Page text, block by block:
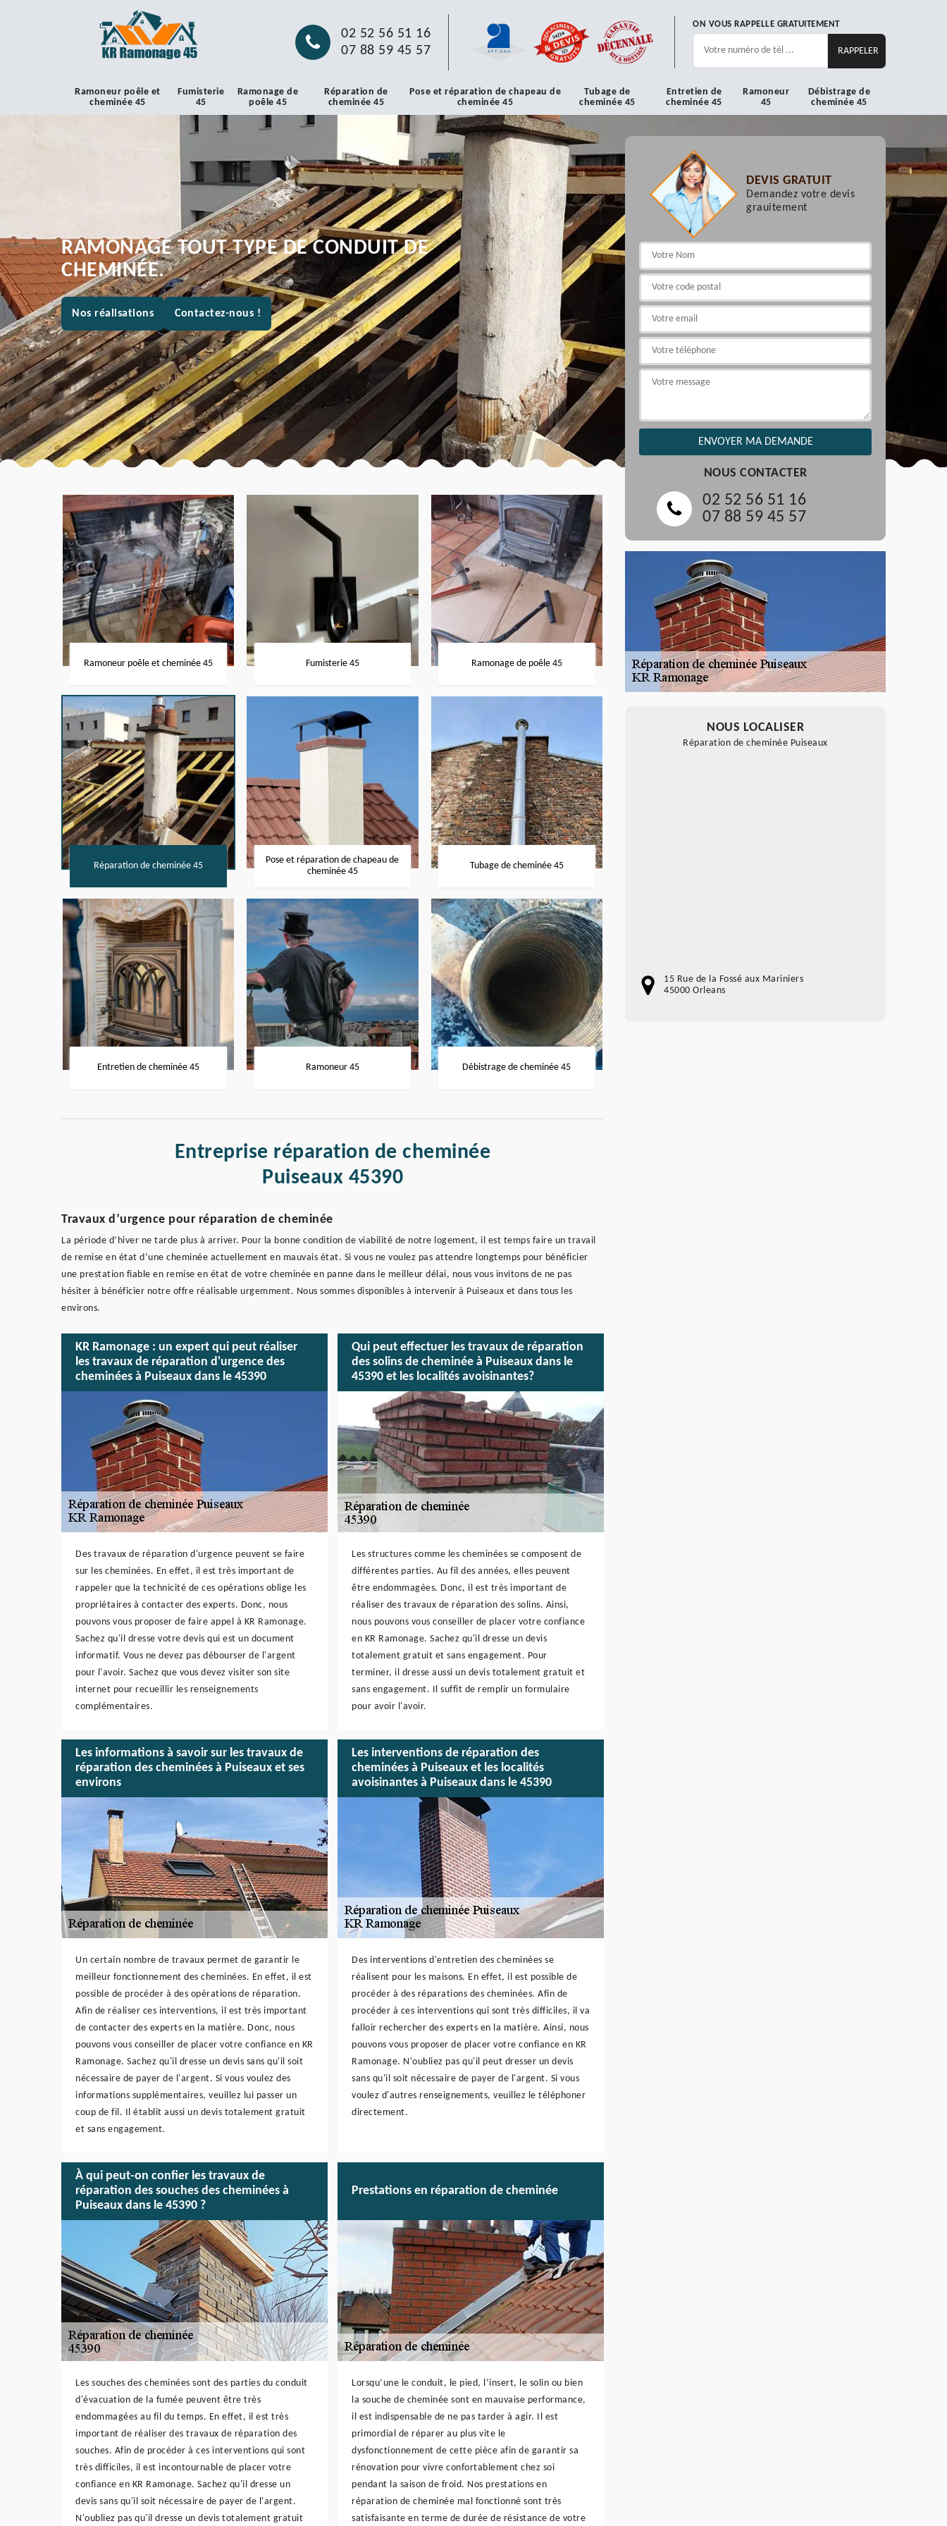
02 52 56 51 16
07 88 59 45 57
ON VOUS RAPPELLE GRATUITEMENT
Ramoneur poêle et
cheminée 45
Fumisterie
45
Ramonage de
poêle 45
Réparation de
cheminée 45
Pose et réparation de chapeau de
cheminée 45
Tubage de
cheminée 45
Entretien de
cheminée 45
Ramoneur
45
Débistrage de
cheminée 45
RAMONAGE TOUT TYPE DE CONDUIT DE
CHEMINÉE.
Nos réalisations Contactez-nous !
Ramoneur poêle et cheminée 45 Fumisterie 45 Ramonage de poêle 45
Réparation de cheminée 45
Pose et réparation de chapeau de
cheminée 45
Tubage de cheminée 45
Entretien de cheminée 45 Ramoneur 45 Débistrage de cheminée 45
Entreprise réparation de cheminée
Puiseaux 45390
Travaux d’urgence pour réparation de cheminée
La période d’hiver ne tarde plus à arriver. Pour la bonne condition de viabilité de notre logement, il est temps faire un travail
de remise en état d’une cheminée actuellement en mauvais état. Si vous ne voulez pas attendre longtemps pour bénéficier
une prestation fiable en remise en état de votre cheminée en panne dans le meilleur délai, nous vous invitons de ne pas
hésiter à bénéficier notre offre réalisable urgemment. Nous sommes disponibles à intervenir à Puiseaux et dans tous les
environs.
KR Ramonage : un expert qui peut réaliser
les travaux de réparation d'urgence des
cheminées à Puiseaux dans le 45390
Des travaux de réparation d'urgence peuvent se faire
sur les cheminées. En effet, il est très important de
rappeler que la technicité de ces opérations oblige les
propriétaires à contacter des experts. Donc, nous
pouvons vous proposer de faire appel à KR Ramonage.
Sachez qu'il dresse votre devis qui est un document
informatif. Vous ne devez pas débourser de l'argent
pour l'avoir. Sachez que vous devez visiter son site
internet pour recueillir les renseignements
complémentaires.
Qui peut effectuer les travaux de réparation
des solins de cheminée à Puiseaux dans le
45390 et les localités avoisinantes?
Les structures comme les cheminées se composent de
différentes parties. Au fil des années, elles peuvent
être endommagées. Donc, il est très important de
réaliser des travaux de réparation des solins. Ainsi,
nous pouvons vous conseiller de placer votre confiance
en KR Ramonage. Sachez qu'il dresse un devis
totalement gratuit et sans engagement. Pour
terminer, il dresse aussi un devis totalement gratuit et
sans engagement. Il suffit de remplir un formulaire
pour avoir l'avoir.
Les informations à savoir sur les travaux de
réparation des cheminées à Puiseaux et ses
environs
Un certain nombre de travaux permet de garantir le
meilleur fonctionnement des cheminées. En effet, il est
possible de procéder à des opérations de réparation.
Afin de réaliser ces interventions, il est très important
de contacter des experts en la matière. Donc, nous
pouvons vous conseiller de placer votre confiance en KR
Ramonage. Sachez qu'il dresse un devis sans qu'il soit
nécessaire de payer de l'argent. Si vous voulez des
informations supplémentaires, veuillez lui passer un
coup de fil. Il établit aussi un devis totalement gratuit
et sans engagement.
Les interventions de réparation des
cheminées à Puiseaux et les localités
avoisinantes à Puiseaux dans le 45390
Des interventions d'entretien des cheminées se
réalisent pour les maisons. En effet, il est possible de
procéder à des réparations des cheminées. Afin de
procéder à ces interventions qui sont très difficiles, il va
falloir rechercher des experts en la matière. Ainsi, nous
pouvons vous proposer de placer votre confiance en KR
Ramonage. N'oubliez pas qu'il peut dresser un devis
sans qu'il soit nécessaire de payer de l'argent. Si vous
voulez d'autres renseignements, veuillez le téléphoner
directement.
À qui peut-on confier les travaux de
réparation des souches des cheminées à
Puiseaux dans le 45390 ?
Les souches des cheminées sont des parties du conduit
d'évacuation de la fumée peuvent être très
endommagées au fil du temps. En effet, il est très
important de réaliser des travaux de réparation des
souches. Afin de procéder à ces interventions qui sont
très difficiles, il est incontournable de placer votre
confiance en KR Ramonage. Sachez qu'il dresse un
devis sans qu'il soit nécessaire de payer de l'argent.
N'oubliez pas qu'il dresse un devis totalement gratuit
Prestations en réparation de cheminée
Lorsqu’une le conduit, le pied, l’insert, le solin ou bien
la souche de cheminée sont en mauvaise performance,
il est indispensable de ne pas tarder à agir. Il est
primordial de réparer au plus vite le
dysfonctionnement de cette pièce afin de garantir sa
rénovation pour vivre confortablement chez soi
pendant la saison de froid. Nos prestations en
réparation de cheminée mal fonctionné sont très
satisfaisante en terme de durée de résistance de votre
DEVIS GRATUIT
Demandez votre devis
grauitement
NOUS CONTACTER
02 52 56 51 16
07 88 59 45 57
NOUS LOCALISER
Réparation de cheminée Puiseaux
15 Rue de la Fossé aux Mariniers
45000 Orleans